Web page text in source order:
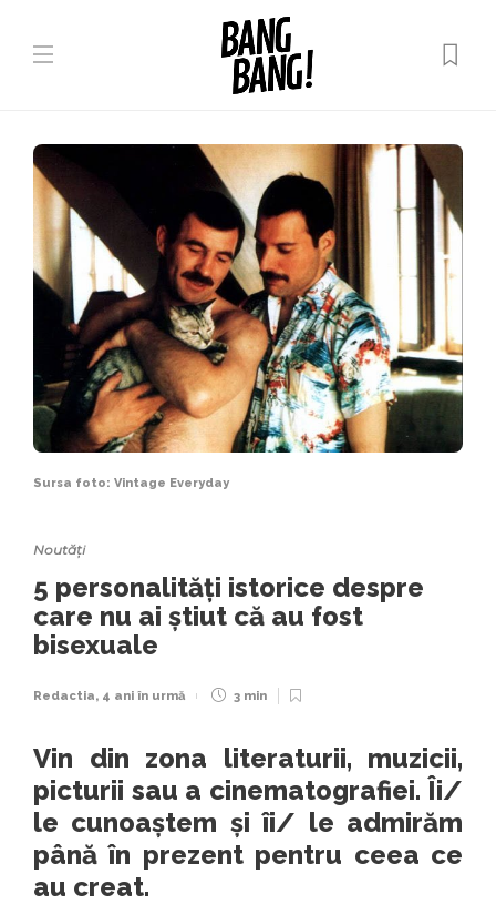
Sursa foto: Vintage Everyday
Noutăți
5 personalități istorice despre
care nu ai știut că au fost
bisexuale
Redactia, 4 ani în urmă 3 min
Vin din zona literaturii, muzicii,
picturii sau a cinematografiei. Îi/
le cunoaștem și îi/ le admirăm
până în prezent pentru ceea ce
au creat.